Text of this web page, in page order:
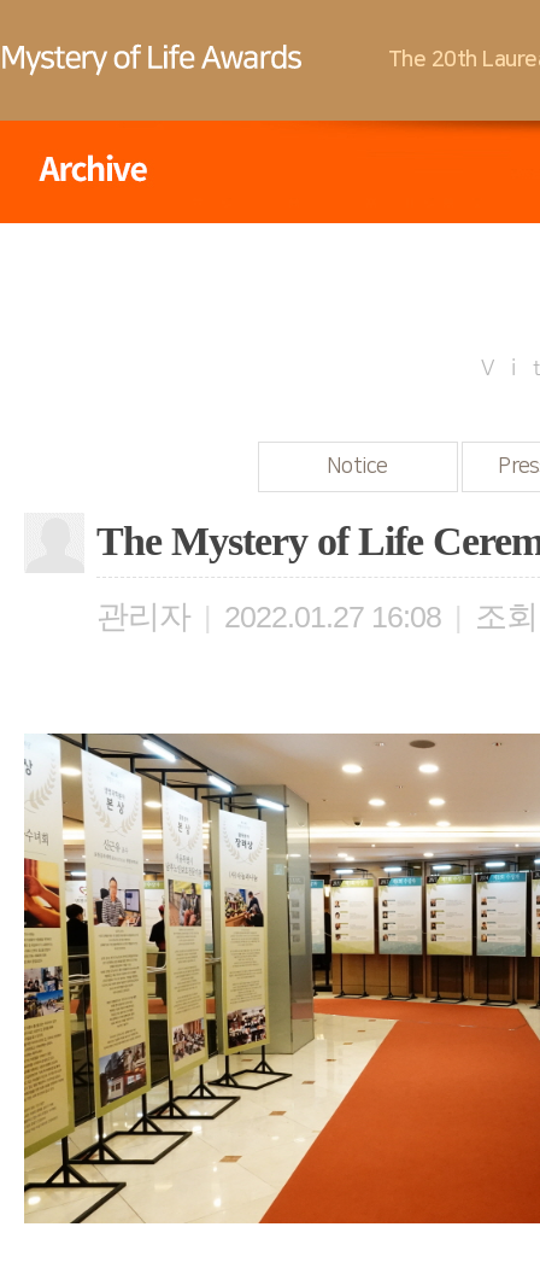
The 20th
Notice
The Mystery of Life
관리자 2022.01.27 16:08 조회